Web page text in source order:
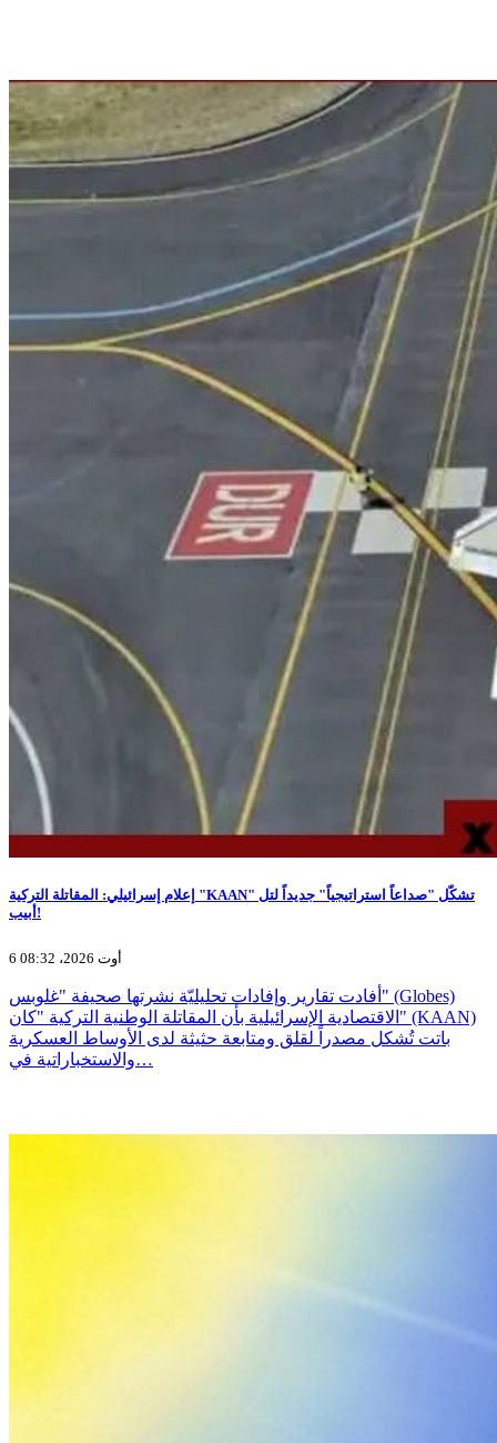
إعلام إسرائيلي: المقاتلة التركية "KAAN" تشكّل "صداعاً استراتيجياً" جديداً لتل
أبيب!
6 أوت 2026، 08:32
أفادت تقارير وإفادات تحليليّة نشرتها صحيفة "غلوبس" (Globes)
الاقتصادية الإسرائيلية بأن المقاتلة الوطنية التركية "كان" (KAAN)
باتت تُشكل مصدراً لقلق ومتابعة حثيثة لدى الأوساط العسكرية
والاستخباراتية في…